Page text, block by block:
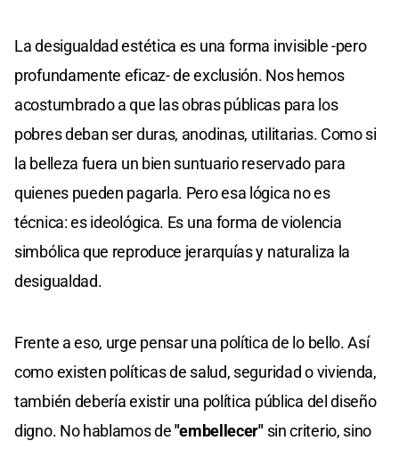
La desigualdad estética es una forma invisible -pero
profundamente eficaz- de exclusión. Nos hemos
acostumbrado a que las obras públicas para los
pobres deban ser duras, anodinas, utilitarias. Como si
la belleza fuera un bien suntuario reservado para
quienes pueden pagarla. Pero esa lógica no es
técnica: es ideológica. Es una forma de violencia
simbólica que reproduce jerarquías y naturaliza la
desigualdad.
Frente a eso, urge pensar una política de lo bello. Así
como existen políticas de salud, seguridad o vivienda,
también debería existir una política pública del diseño
digno. No hablamos de"embellecer"sin criterio, sino